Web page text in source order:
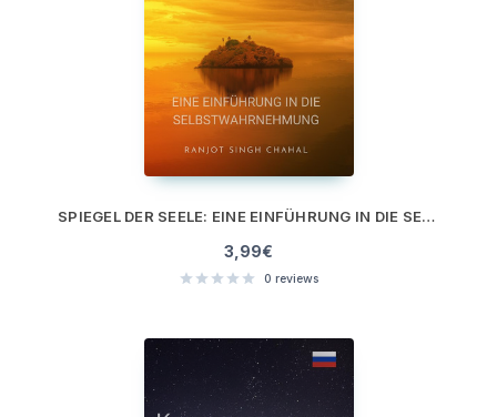
SPIEGEL DER SEELE: EINE EINFÜHRUNG IN DIE SELBSTWAHRNEHMUNG
3,99€
0 reviews